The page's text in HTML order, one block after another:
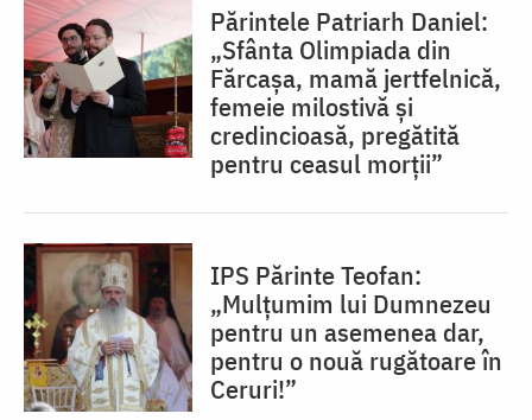
Părintele Patriarh Daniel:
„Sfânta Olimpiada din
Fărcașa, mamă jertfelnică,
femeie milostivă și
credincioasă, pregătită
pentru ceasul morții”
IPS Părinte Teofan:
„Mulțumim lui Dumnezeu
pentru un asemenea dar,
pentru o nouă rugătoare în
Ceruri!”